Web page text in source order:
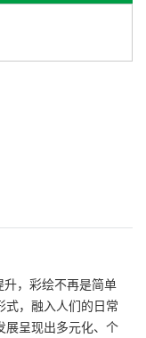
，彩绘不再是简单
式，融入人们的日常
展呈现出多元化、个